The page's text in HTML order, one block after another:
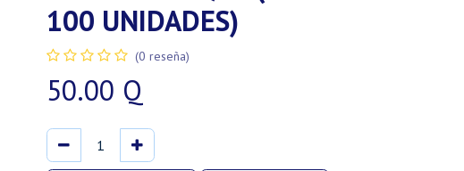
100 UNIDADES)
(0 reseña)
50.00 Q